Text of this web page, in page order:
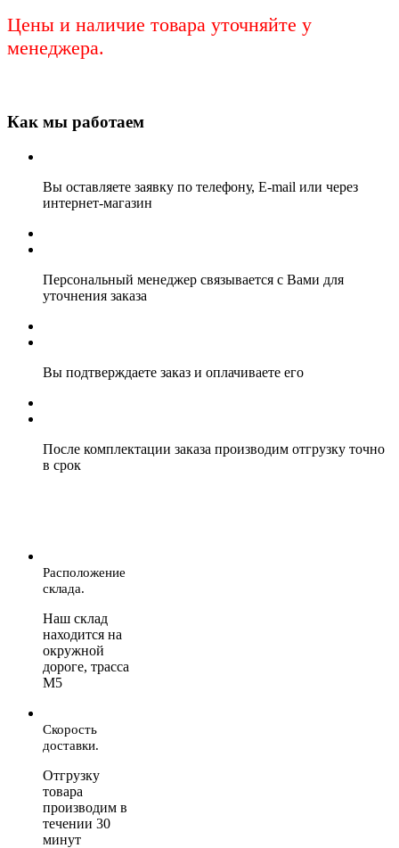
Цены и наличие товара уточняйте у
менеджера.
Как мы работаем
Вы оставляете заявку по телефону, E-mail или через
интернет-магазин
Персональный менеджер связывается с Вами для
уточнения заказа
Вы подтверждаете заказ и оплачиваете его
После комплектации заказа производим отгрузку точно
в срок
Расположение
склада.
Наш склад
находится на
окружной
дороге, трасса
М5
Скорость
доставки.
Отгрузку
товара
производим в
течении 30
минут